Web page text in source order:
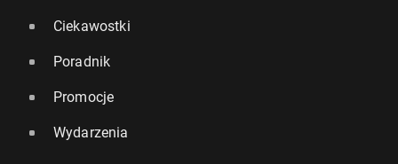
Ciekawostki
Poradnik
Promocje
Wydarzenia